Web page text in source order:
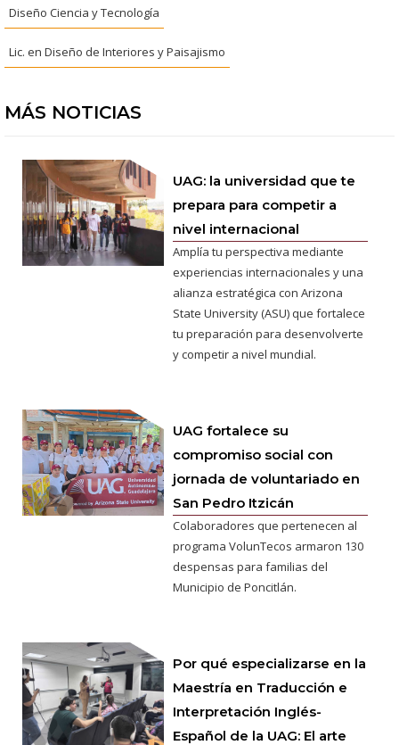
Diseño Ciencia y Tecnología
Lic. en Diseño de Interiores y Paisajismo
MÁS NOTICIAS
UAG: la universidad que te
prepara para competir a
nivel internacional
Amplía tu perspectiva mediante
experiencias internacionales y una
alianza estratégica con Arizona
State University (ASU) que fortalece
tu preparación para desenvolverte
y competir a nivel mundial.
UAG fortalece su
compromiso social con
jornada de voluntariado en
San Pedro Itzicán
Colaboradores que pertenecen al
programa VolunTecos armaron 130
despensas para familias del
Municipio de Poncitlán.
Por qué especializarse en la
Maestría en Traducción e
Interpretación Inglés-
Español de la UAG: El arte